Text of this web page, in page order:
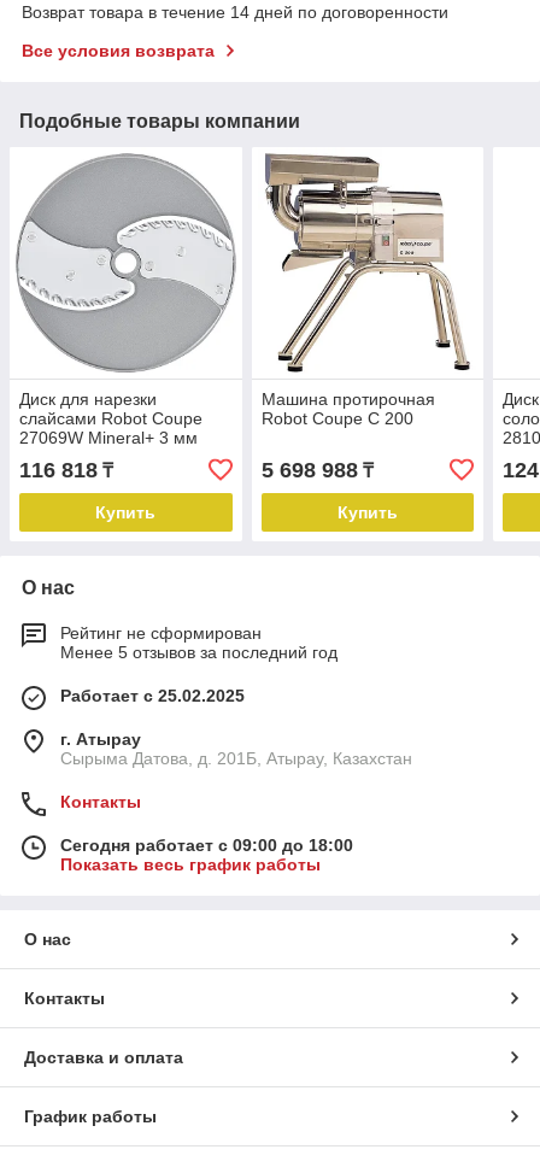
Возврат товара в течение 14 дней по договоренности
Все условия возврата
Подобные товары компании
Диск для нарезки
слайсами Robot Coupe
27069W Mineral+ 3 мм
116 818 ₸
Купить
Машина протирочная
Robot Coupe C 200
5 698 988₸
Купить
О нас
Рейтинг не сформирован
Менее 5 отзывов за последний год
Работает с 25.02.2025
г. Атырау
Сырыма Датова, д. 201Б, Атырау, Казахстан
Контакты
Сегодня работает с 09:00 до 18:00
Показать весь график работы
О нас
Контакты
Доставка и оплата
График работы